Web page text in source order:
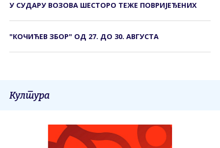
У СУДАРУ ВОЗОВА ШЕСТОРО ТЕЖЕ ПОВРИЈЕЂЕНИХ
"КОЧИЋЕВ ЗБОР" ОД 27. ДО 30. АВГУСТА
Култура